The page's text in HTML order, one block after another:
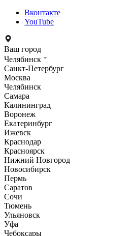
Вконтакте
YouTube
Ваш город
Челябинск
Санкт-Петербург
Москва
Челябинск
Самара
Калининград
Воронеж
Екатеринбург
Ижевск
Краснодар
Красноярск
Нижний Новгород
Новосибирск
Пермь
Саратов
Сочи
Тюмень
Ульяновск
Уфа
Чебоксары